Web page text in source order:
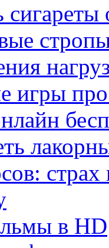
игры
в HD